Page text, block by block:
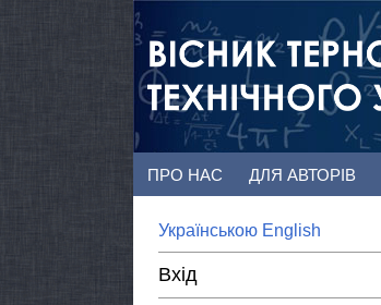
ПРО НАС ДЛЯ АВТОРІВ
Українською English
Вхід